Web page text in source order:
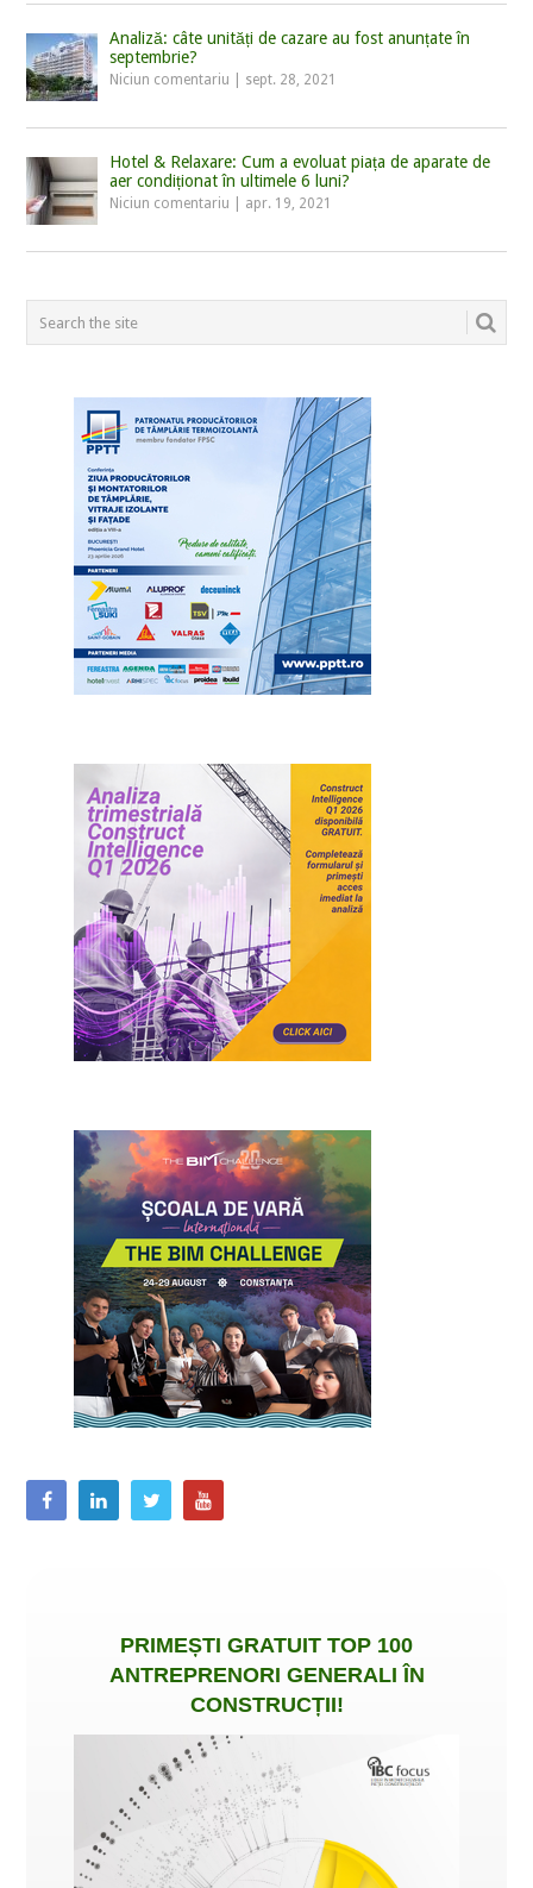
Analiză: câte unități de cazare au fost anunțate în
septembrie?
Niciun comentariu sept. 28, 2021
Hotel & Relaxare: Cum a evoluat piața de aparate de
aer condiționat în ultimele 6 luni?
Niciun comentariu apr. 19, 2021
PRIMEȘTI GRATUIT TOP 100
ANTREPRENORI GENERALI ÎN
CONSTRUCȚII!